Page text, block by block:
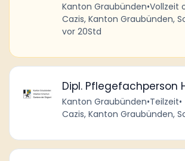
Kanton Graubünden•Vollzeit
Cazis, Kanton Graubünden,
vor 20Std
Dipl. Pflegefachperson
Kanton Graubünden•Teilzeit•
Cazis, Kanton Graubünden,